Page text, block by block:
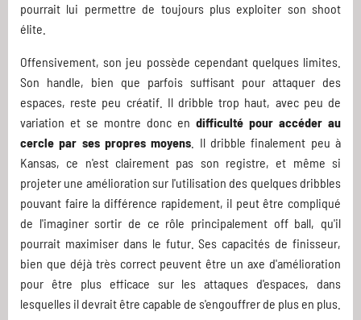
pourrait lui permettre de toujours plus exploiter son shoot
élite.
Offensivement, son jeu possède cependant quelques limites.
Son handle, bien que parfois suffisant pour attaquer des
espaces, reste peu créatif. Il dribble trop haut, avec peu de
variation et se montre donc en difficulté pour accéder au
cercle par ses propres moyens . Il dribble finalement peu à
Kansas, ce n'est clairement pas son registre, et même si
projeter une amélioration sur l'utilisation des quelques dribbles
pouvant faire la différence rapidement, il peut être compliqué
de l'imaginer sortir de ce rôle principalement off ball, qu'il
pourrait maximiser dans le futur. Ses capacités de finisseur,
bien que déjà très correct peuvent être un axe d'amélioration
pour être plus efficace sur les attaques d'espaces, dans
lesquelles il devrait être capable de s'engouffrer de plus en plus.